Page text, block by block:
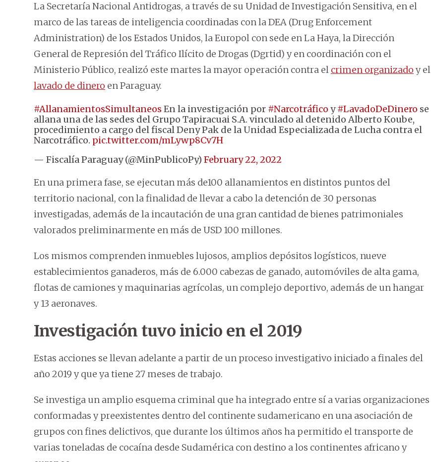
La Secretaría Nacional Antidrogas, a través de su Unidad de Investigación Sensitiva, en el
marco de las tareas de inteligencia coordinadas con la DEA (Drug Enforcement
Administration) de los Estados Unidos, la Europol con sede en La Haya, la Dirección
General de Represión del Tráfico Ilícito de Drogas (Dgrtid) y en coordinación con el
Ministerio Público, realizó este martes la mayor operación contra el crimen organizado y el
lavado de dinero en Paraguay.
#AllanamientosSimultaneos En la investigación por #Narcotráfico y#LavadoDeDinero se
allana una de las sedes del Grupo Tapiracuai S.A. vinculado al detenido Alberto Koube,
procedimiento a cargo del fiscal Deny Pak de la Unidad Especializada de Lucha contra el
Narcotráfico. pic.twitter.com/mLywp8Cv7H
— Fiscalía Paraguay (@MinPublicoPy) February 22, 2022
En una primera fase, se ejecutan más de100 allanamientos en distintos puntos del
territorio nacional, con la finalidad de llevar a cabo la detención de 30 personas
investigadas, además de la incautación de una gran cantidad de bienes patrimoniales
valorados preliminarmente en más de USD 100 millones.
Los mismos comprenden inmuebles lujosos, amplios depósitos logísticos, nueve
establecimientos ganaderos, más de 6.000 cabezas de ganado, automóviles de alta gama,
flotas de camiones y maquinarias agrícolas, un complejo deportivo, además de un hangar
y 13 aeronaves.
Investigación tuvo inicio en el 2019
Estas acciones se llevan adelante a partir de un proceso investigativo iniciado a finales del
año 2019 y que ya tiene 27 meses de trabajo.
Se investiga un amplio esquema criminal que ha integrado entre sí a varias organizaciones
conformadas y preexistentes dentro del continente sudamericano en una asociación de
grupos con fines delictivos, que durante los últimos años ha permitido el transporte de
varias toneladas de cocaína desde Sudamérica con destino a los continentes africano y